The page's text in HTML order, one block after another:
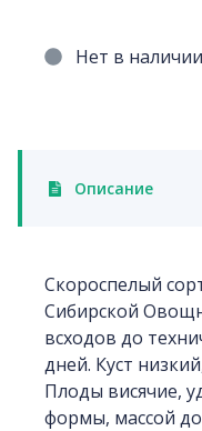
Нет в наличии
Описание
Скороспелый
Сибирской
всходов до
дней. Куст
Плоды висячие,
формы, массой